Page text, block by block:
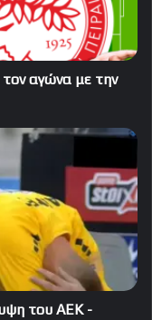
αγώνα με την
του ΑΕΚ -